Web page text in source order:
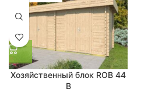
Хозяйственный блок ROB 44
B